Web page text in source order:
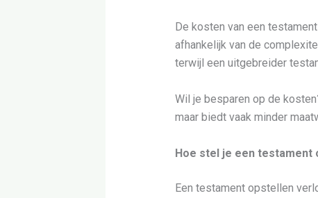
De kosten van een
afhankelijk van de
terwijl een uitgebreider
Wil je besparen op de
maar biedt vaak minder
Hoe stel je een testament
Een testament opstellen